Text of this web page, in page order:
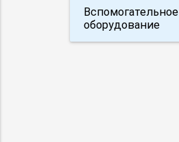
Вспомогательное
оборудование